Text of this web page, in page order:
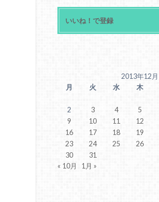
いいね！で登録
2013年12月
月
火 水 木
2
3 4 5
9
10 11 12
16
17 18 19
23
24 25 26
30
31
« 10月
1月 »